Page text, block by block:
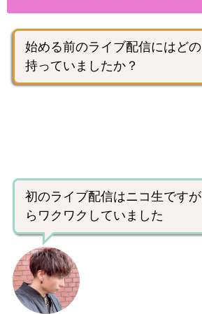
始める前のライブ配信にはど
持っていましたか？
初のライブ配信はニコ生です
らワクワクしていました